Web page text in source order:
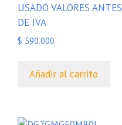
USADO VALORES ANTES
DE IVA
$ 590.000
Añadir al carrito